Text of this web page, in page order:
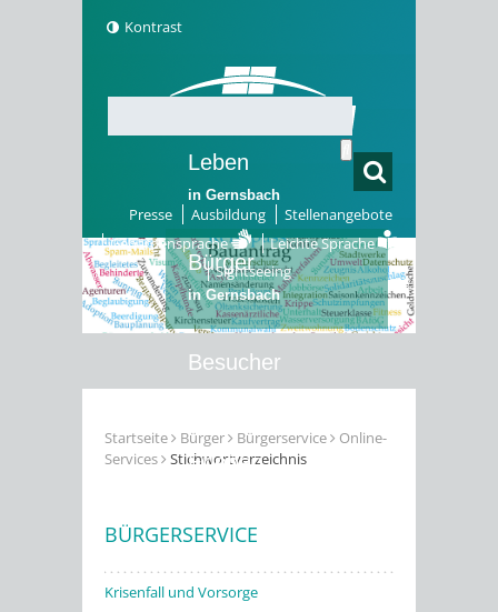
Kontrast
Presse Ausbildung
Stellenangebote
Gebärdensprache
Leichte Sprache
Sightseeing
Leben
in Gernsbach
Bürger
in Gernsbach
Besucher
Erleben
Startseite Bürger Bürgerservice
Online-
Services
Stichwortverzeichnis
BÜRGERSERVICE
Krisenfall und Vorsorge